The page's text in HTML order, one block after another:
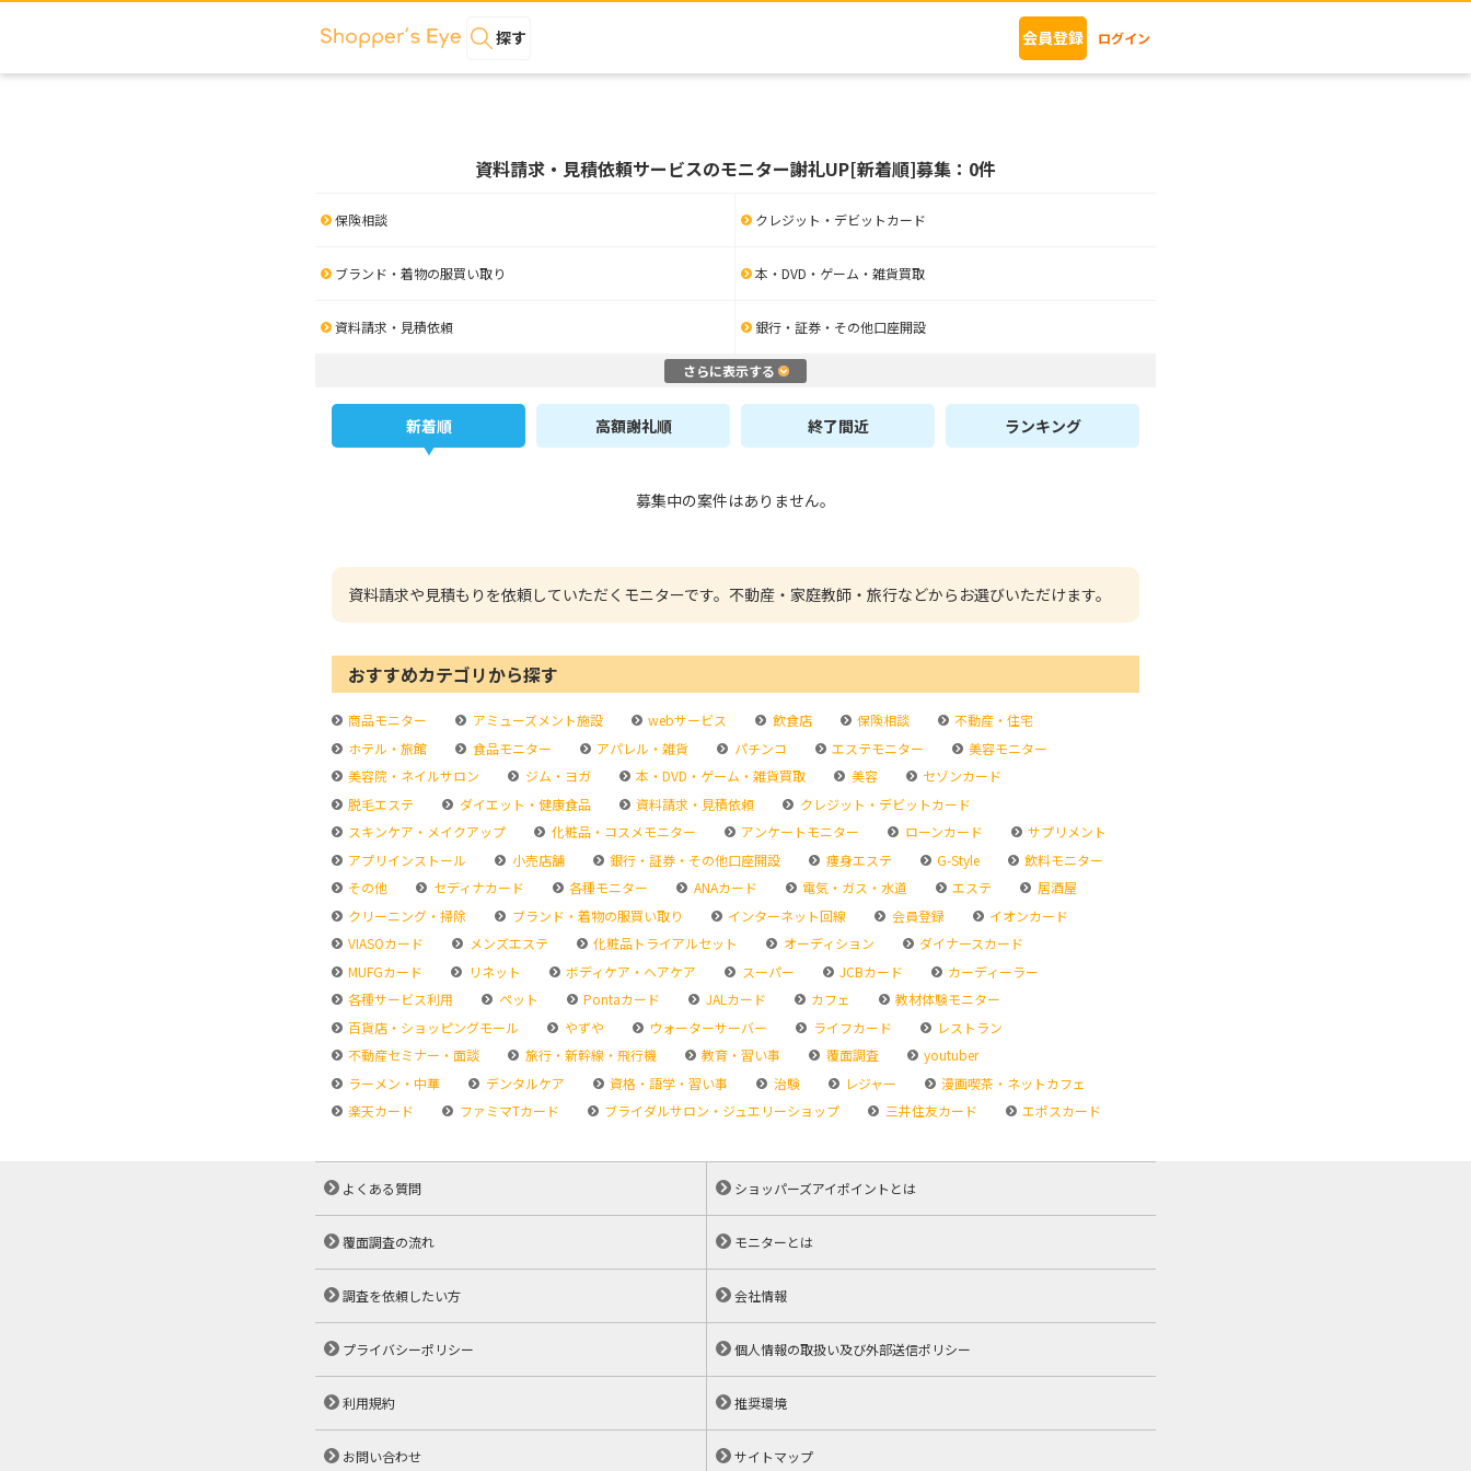
探す 会員登録 ログイン
資料請求・見積依頼サービスのモニター謝礼UP[新着順]募集：0件
保険相談 クレジット・デビットカード
ブランド・着物の服買い取り 本・DVD・ゲーム・雑貨買取
資料請求・見積依頼 銀行・証券・その他口座開設
さらに表示する
新着順 高額謝礼順 終了間近 ランキング
募集中の案件はありません。
資料請求や見積もりを依頼していただくモニターです。不動産・家庭教師・旅行などからお選びいただけます。
おすすめカテゴリから探す
商品モニター アミューズメント施設 webサービス 飲食店 保険相談
不動産・住宅
ホテル・旅館
食品モニター アパレル・雑貨 パチンコ エステモニター
美容モニター
美容院・ネイルサロン
ジム・ヨガ 本・DVD・ゲーム・雑貨買取 美容
セゾンカード
脱毛エステ
ダイエット・健康食品 資料請求・見積依頼
クレジット・デビットカード
スキンケア・メイクアップ
化粧品・コスメモニター アンケートモニター ローンカード
サプリメント
アプリインストール
小売店舗 銀行・証券・その他口座開設 痩身エステ G-Style
飲料モニター
その他
セディナカード 各種モニター ANAカード 電気・ガス・水道 エステ
居酒屋
クリーニング・掃除
ブランド・着物の服買い取り インターネット回線 会員登録
イオンカード
VIASOカード
メンズエステ 化粧品トライアルセット オーディション
ダイナースカード
MUFGカード
リネット ボディケア・ヘアケア スーパー JCBカード
カーディーラー
各種サービス利用
ペット Pontaカード JALカード カフェ
教材体験モニター
百貨店・ショッピングモール
やずや ウォーターサーバー ライフカード
レストラン
不動産セミナー・面談
旅行・新幹線・飛行機 教育・習い事 覆面調査
youtuber
ラーメン・中華
デンタルケア 資格・語学・習い事 治験 レジャー
漫画喫茶・ネットカフェ
楽天カード
ファミマTカード ブライダルサロン・ジュエリーショップ 三井住友カード エポスカード
よくある質問 ショッパーズアイポイントとは
覆面調査の流れ モニターとは
調査を依頼したい方 会社情報
プライバシーポリシー 個人情報の取扱い及び外部送信ポリシー
利用規約 推奨環境
お問い合わせ サイトマップ